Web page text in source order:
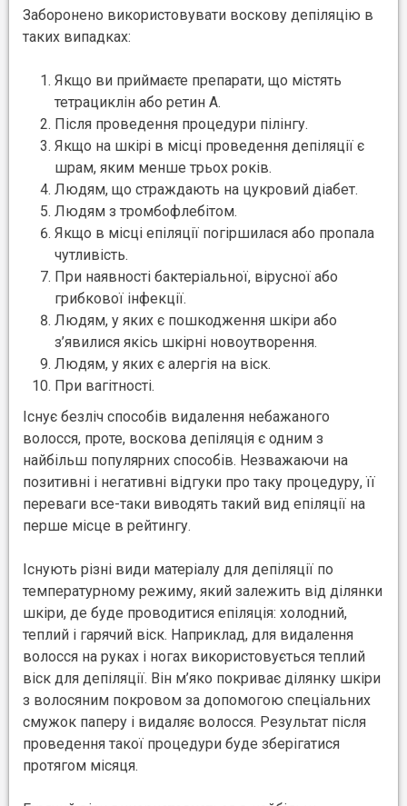
Заборонено використовувати воскову депіляцію в
таких випадках:
Якщо ви приймаєте препарати, що містять
тетрациклін або ретин А.
Після проведення процедури пілінгу.
Якщо на шкірі в місці проведення депіляції є
шрам, яким менше трьох років.
Людям, що страждають на цукровий діабет.
Людям з тромбофлебітом.
Якщо в місці епіляції погіршилася або пропала
чутливість.
При наявності бактеріальної, вірусної або
грибкової інфекції.
Людям, у яких є пошкодження шкіри або
з’явилися якісь шкірні новоутворення.
Людям, у яких є алергія на віск.
При вагітності.
Існує безліч способів видалення небажаного
волосся, проте, воскова депіляція є одним з
найбільш популярних способів. Незважаючи на
позитивні і негативні відгуки про таку процедуру, її
переваги все-таки виводять такий вид епіляції на
перше місце в рейтингу.
Існують різні види матеріалу для депіляції по
температурному режиму, який залежить від ділянки
шкіри, де буде проводитися епіляція: холодний,
теплий і гарячий віск. Наприклад, для видалення
волосся на руках і ногах використовується теплий
віск для депіляції. Він м’яко покриває ділянку шкіри
з волосяним покровом за допомогою спеціальних
смужок паперу і видаляє волосся. Результат після
проведення такої процедури буде зберігатися
протягом місяця.